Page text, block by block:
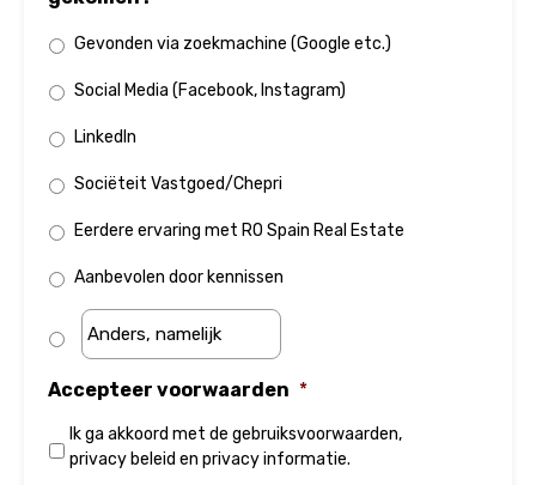
Gevonden via zoekmachine (Google etc.)
Social Media (Facebook, Instagram)
LinkedIn
Sociëteit Vastgoed/Chepri
Eerdere ervaring met RO Spain Real Estate
Aanbevolen door kennissen
Accepteer voorwaarden *
Ik ga akkoord met de gebruiksvoorwaarden,
privacy beleid en privacy informatie.